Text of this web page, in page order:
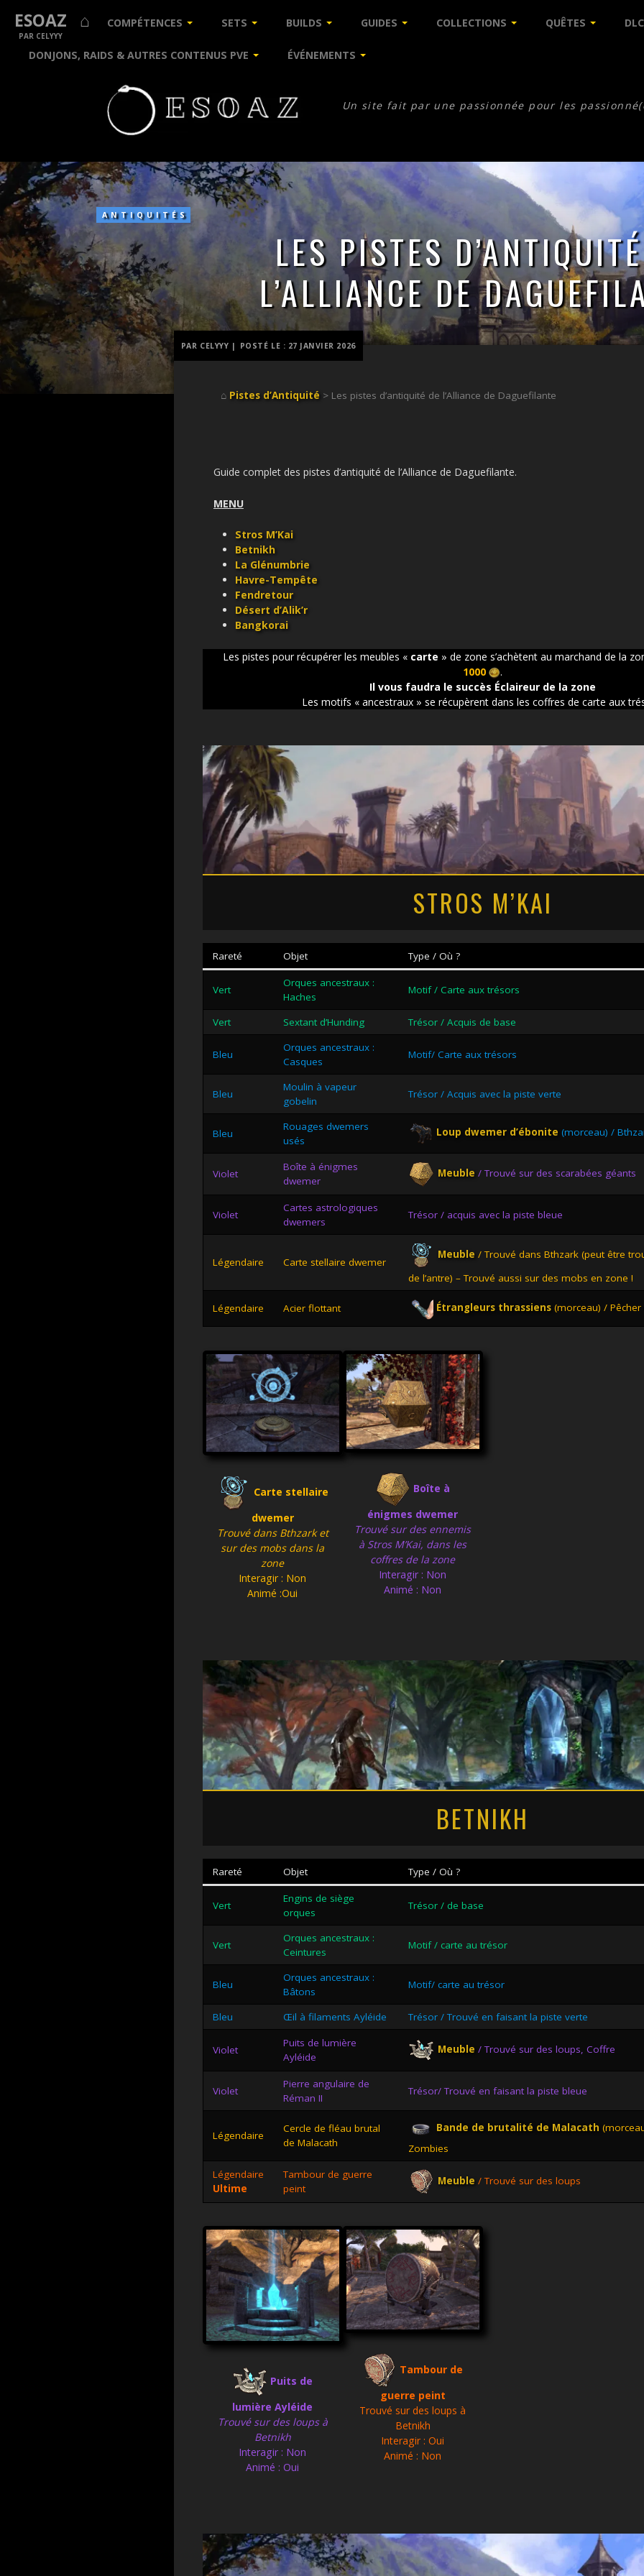
Un site fait par une passionnée pour les
ESOAZ ⌂
PAR CELYYY
COMPÉTENCES SETS BUILDS GUIDES COLLECTIONS QUÊTES
DONJONS, RAIDS & AUTRES CONTENUS PVE ÉVÉNEMENTS
Les
pistes
d’antiquité
de
l’Alliance
de
Daguefilante
ANTIQUITÉS
LES PISTES
L’ALLIANCE DE
⌂ Pistes d’Antiquité > Les pistes d’antiquité de l’Alliance de Daguefilante
Guide complet des pistes d’antiquité de l’Alliance de Daguefilante.
MENU
Stros M’Kai
Betnikh
La Glénumbrie
Havre-Tempête
Fendretour
Désert d’Alik’r
Bangkorai
Les pistes pour récupérer les meubles « carte » de zone s’achètent au marchand de la
1000
.
Il vous faudra le succès Éclaireur de la zone
Les motifs « ancestraux » se récupèrent dans les coffres de carte aux
STROS M’KAI
Rareté Objet Type / Où ?
Vert
Orques ancestraux :
Haches
Motif / Carte aux trésors
Vert Sextant d’Hunding Trésor / Acquis de base
Bleu
Orques ancestraux :
Casques
Motif/ Carte aux trésors
Bleu
Moulin à vapeur
gobelin
Trésor / Acquis avec la piste verte
Bleu
Rouages dwemers
usés
Loup dwemer d’ébonite (morceau) /
Violet
Boîte à énigmes
dwemer
Meuble / Trouvé sur des scarabées géants
Violet
Cartes astrologiques
dwemers
Trésor / acquis avec la piste bleue
Légendaire Carte stellaire dwemer
Meuble / Trouvé dans Bthzark (peut être
de l’antre) – Trouvé aussi sur des mobs en zone !
Légendaire Acier flottant Étrangleurs thrassiens (morceau) /
Carte stellaire
dwemer
Trouvé dans Bthzark et
sur des mobs dans la
zone
Interagir : Non
Animé :Oui
Boîte à
énigmes dwemer
Trouvé sur des ennemis
à Stros M’Kai, dans les
coffres de la zone
Interagir : Non
Animé : Non
BETNIKH
Rareté Objet Type / Où ?
Vert
Engins de siège
orques
Trésor / de base
Vert
Orques ancestraux :
Ceintures
Motif / carte au trésor
Bleu
Orques ancestraux :
Bâtons
Motif/ carte au trésor
Bleu Œil à filaments Ayléide Trésor / Trouvé en faisant la piste verte
Violet
Puits de lumière
Ayléide
Meuble / Trouvé sur des loups, Coffre
Violet
Pierre angulaire de
Réman II
Trésor/ Trouvé en faisant la piste bleue
Légendaire
Cercle de fléau brutal
de Malacath
Bande de brutalité de Malacath
Zombies
Légendaire
Ultime
Tambour de guerre
peint
Meuble / Trouvé sur des loups
Puits de
lumière Ayléide
Trouvé sur des loups à
Betnikh
Interagir : Non
Animé : Oui
Tambour de
guerre peint
Trouvé sur des loups à
Betnikh
Interagir : Oui
Animé : Non
PAR CELYYY | POSTÉ LE : 27 JANVIER 2026